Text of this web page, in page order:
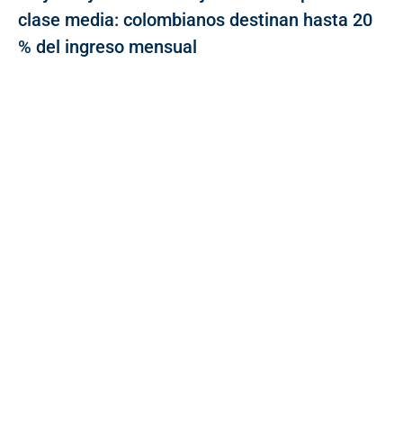
clase media: colombianos destinan hasta 20
% del ingreso mensual